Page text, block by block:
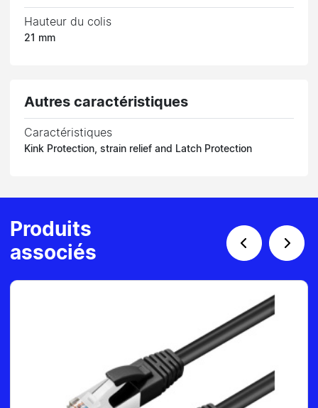
Hauteur du colis
21 mm
Autres caractéristiques
Caractéristiques
Kink Protection, strain relief and Latch Protection
Produits
associés